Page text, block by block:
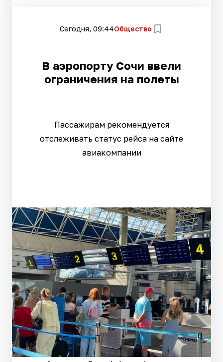
Сегодня, 09:44Общество
В аэропорту Сочи ввели
ограничения на полеты
Пассажирам рекомендуется
отслеживать статус рейса на сайте
авиакомпании